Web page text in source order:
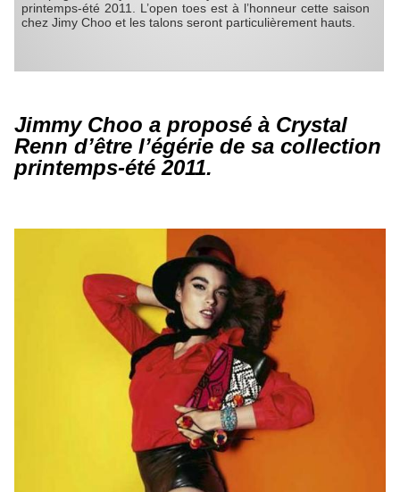
printemps-été 2011. L’open toes est à l’honneur cette saison
chez Jimy Choo et les talons seront particulièrement hauts.
Jimmy Choo a proposé à Crystal
Renn d’être l’égérie de sa collection
printemps-été 2011.